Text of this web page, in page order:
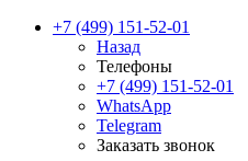
+7 (499) 151-52-01
Назад
Телефоны
+7 (499) 151-52-01
WhatsApp
Telegram
Заказать звонок